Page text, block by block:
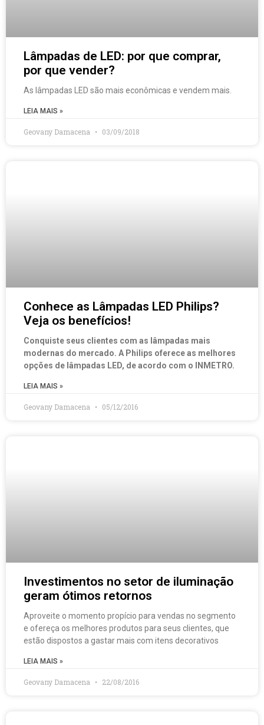
Lâmpadas de LED: por que comprar,
por que vender?
As lâmpadas LED são mais econômicas e vendem mais.
LEIA MAIS »
Geovany Damacena 03/09/2018
Conhece as Lâmpadas LED Philips?
Veja os benefícios!
Conquiste seus clientes com as lâmpadas mais
modernas do mercado. A Philips oferece as melhores
opções de lâmpadas LED, de acordo com o INMETRO.
LEIA MAIS »
Geovany Damacena 05/12/2016
Investimentos no setor de iluminação
geram ótimos retornos
Aproveite o momento propício para vendas no segmento
e ofereça os melhores produtos para seus clientes, que
estão dispostos a gastar mais com itens decorativos
LEIA MAIS »
Geovany Damacena 22/08/2016